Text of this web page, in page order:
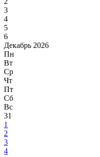
3
4
5
6
Декабрь 2026
Пн
Вт
Ср
Чт
Пт
Сб
Вс
31
1
2
3
4